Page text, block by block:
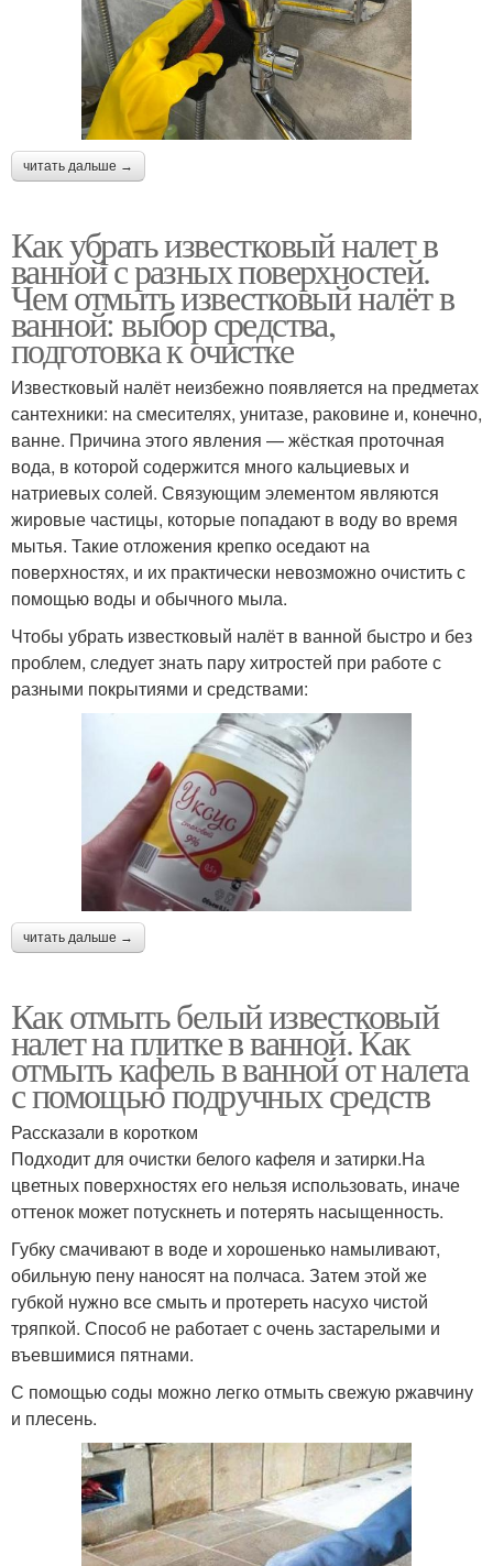
читать дальше →
Как убрать известковый налет в
ванной с разных поверхностей.
Чем отмыть известковый налёт в
ванной: выбор средства,
подготовка к очистке
Известковый налёт неизбежно появляется на предметах
сантехники: на смесителях, унитазе, раковине и, конечно,
ванне. Причина этого явления — жёсткая проточная
вода, в которой содержится много кальциевых и
натриевых солей. Связующим элементом являются
жировые частицы, которые попадают в воду во время
мытья. Такие отложения крепко оседают на
поверхностях, и их практически невозможно очистить с
помощью воды и обычного мыла.
Чтобы убрать известковый налёт в ванной быстро и без
проблем, следует знать пару хитростей при работе с
разными покрытиями и средствами:
читать дальше →
Как отмыть белый известковый
налет на плитке в ванной. Как
отмыть кафель в ванной от налета
с помощью подручных средств
Рассказали в коротком
Подходит для очистки белого кафеля и затирки.На
цветных поверхностях его нельзя использовать, иначе
оттенок может потускнеть и потерять насыщенность.
Губку смачивают в воде и хорошенько намыливают,
обильную пену наносят на полчаса. Затем этой же
губкой нужно все смыть и протереть насухо чистой
тряпкой. Способ не работает с очень застарелыми и
въевшимися пятнами.
С помощью соды можно легко отмыть свежую ржавчину
и плесень.